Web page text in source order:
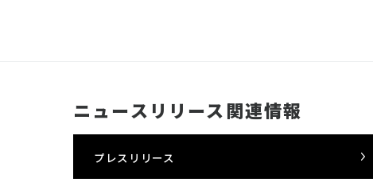
ニュースリリース関連情報
プレスリリース